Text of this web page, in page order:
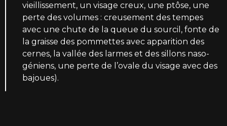
vieillissement, un visage creux, une ptôse, une
perte des volumes : creusement des tempes
avec une chute de la queue du sourcil, fonte de
la graisse des pommettes avec apparition des
cernes, la vallée des larmes et des sillons naso-
géniens, une perte de l’ovale du visage avec des
bajoues).